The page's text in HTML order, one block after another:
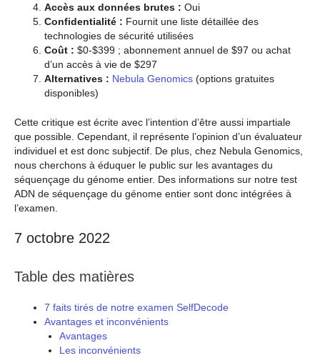
Accès aux données brutes : Oui
Confidentialité : Fournit une liste détaillée des
technologies de sécurité utilisées
Coût : $0-$399 ; abonnement annuel de $97 ou achat
d’un accès à vie de $297
Alternatives : Nebula Genomics (options gratuites
disponibles)
Cette critique est écrite avec l’intention d’être aussi impartiale
que possible. Cependant, il représente l’opinion d’un évaluateur
individuel et est donc subjectif. De plus, chez Nebula Genomics,
nous cherchons à éduquer le public sur les avantages du
séquençage du génome entier. Des informations sur notre test
ADN de séquençage du génome entier sont donc intégrées à
l’examen.
7 octobre 2022
Table des matières
7 faits tirés de notre examen SelfDecode
Avantages et inconvénients
Avantages
Les inconvénients